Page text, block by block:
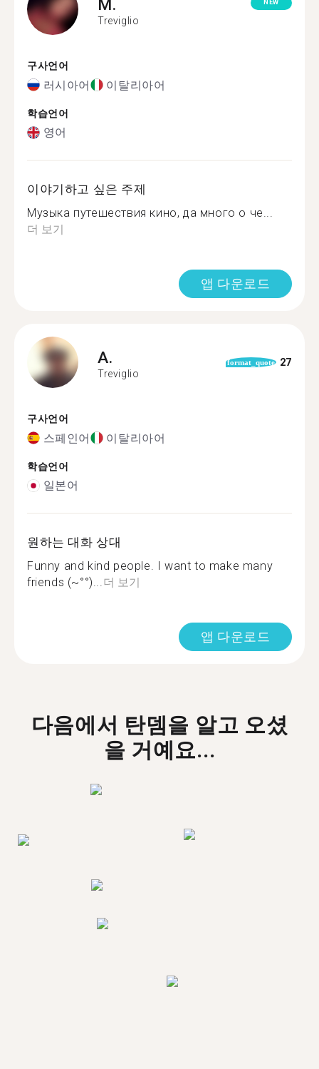
M.
Treviglio
NEW
구사언어
러시아어 이탈리아어
학습언어
영어
이야기하고 싶은 주제
Музыка путешествия кино, да много о че...
더 보기
앱 다운로드
A.
Treviglio
format_quote 27
구사언어
스페인어 이탈리아어
학습언어
일본어
원하는 대화 상대
Funny and kind people. I want to make many
friends (~°°)...더 보기
앱 다운로드
다음에서 탄뎀을 알고 오셨
을 거예요...